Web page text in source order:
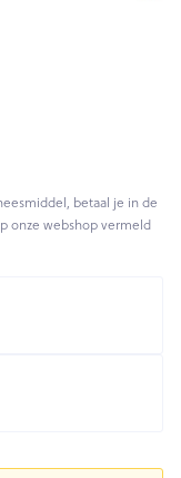
betaal je in de
onze webshop vermeld